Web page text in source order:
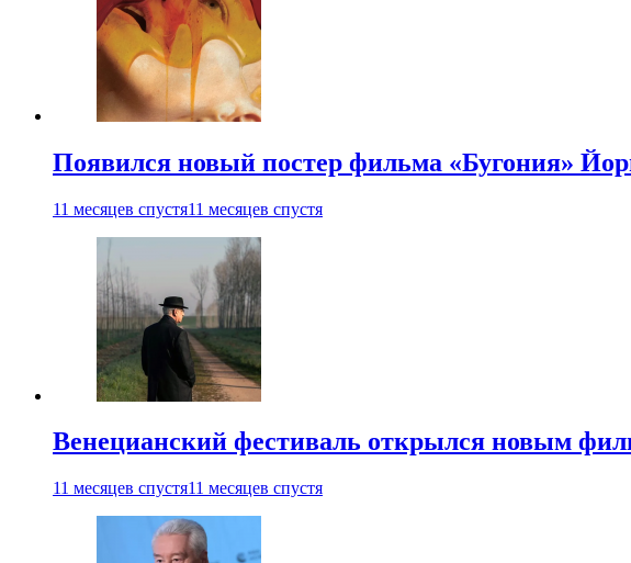
Появился новый постер фильма «Бугония»
11 месяцев спустя11 месяцев спустя
Венецианский фестиваль открылся новым
11 месяцев спустя11 месяцев спустя